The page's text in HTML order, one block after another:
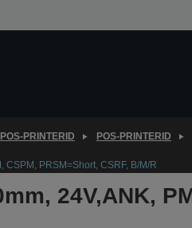
POS-PRINTERID POS-PRINTERID
CSPM, PRSM=Short, CSRF, B/M/R
24V,ANK,